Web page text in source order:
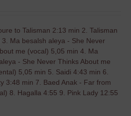
to Talisman 2:13 min 2. Talisman
3. Ma besalsh aleya - She Never
me (vocal) 5,05 min 4. Ma
- She Never Thinks About me
5,05 min 5. Saidi 4:43 min 6.
3:48 min 7. Baed Anak - Far from
8. Hagalla 4:55 9. Pink Lady 12:55